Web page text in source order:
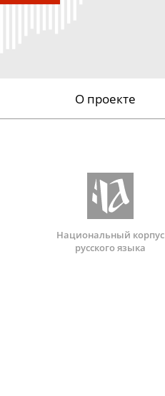
О проекте
Национальный корпус
русского языка